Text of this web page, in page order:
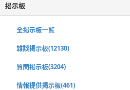
掲示板
全掲示板一覧
雑談掲示板(12130)
質問掲示板(3204)
情報提供掲示板(461)